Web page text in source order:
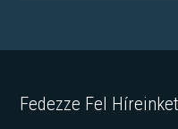
Fedezze Fel